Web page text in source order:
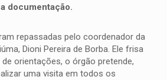
documentação.
repassadas pelo coordenador da
Dioni Pereira de Borba. Ele frisa
orientações, o órgão pretende,
uma visita em todos os